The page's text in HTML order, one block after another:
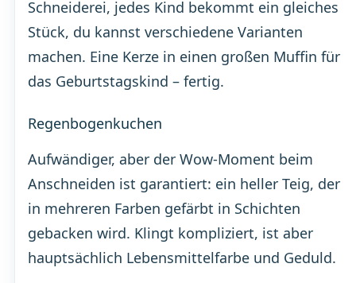
Schneiderei, jedes Kind bekommt ein gleiches
Stück, du kannst verschiedene Varianten
machen. Eine Kerze in einen großen Muffin für
das Geburtstagskind – fertig.
Regenbogenkuchen
Aufwändiger, aber der Wow-Moment beim
Anschneiden ist garantiert: ein heller Teig, der
in mehreren Farben gefärbt in Schichten
gebacken wird. Klingt kompliziert, ist aber
hauptsächlich Lebensmittelfarbe und Geduld.